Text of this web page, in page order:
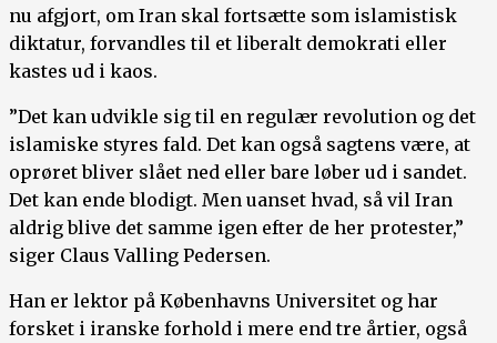
nu afgjort, om Iran skal fortsætte som islamistisk
diktatur, forvandles til et liberalt demokrati eller
kastes ud i kaos.
”Det kan udvikle sig til en regulær revolution og det
islamiske styres fald. Det kan også sagtens være, at
oprøret bliver slået ned eller bare løber ud i sandet.
Det kan ende blodigt. Men uanset hvad, så vil Iran
aldrig blive det samme igen efter de her protester,”
siger Claus Valling Pedersen.
Han er lektor på Københavns Universitet og har
forsket i iranske forhold i mere end tre årtier, også